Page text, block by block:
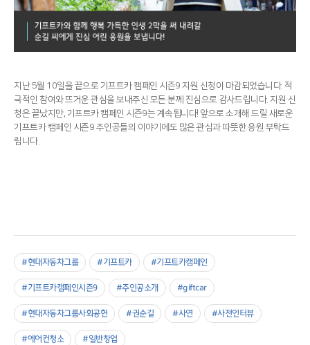
지난 5월 10일을 끝으로 기프트카 캠페인 시즌9 지원 신청이 마감되었습니다. 적
극적인 참여와 뜨거운 관심을 보내주신 모든 분께 진심으로 감사드립니다. 지원 신
청은 끝났지만, 기프트카 캠페인 시즌9는 계속됩니다! 앞으로 소개해 드릴 새로운
기프트카 캠페인 시즌9 주인공들의 이야기에도 많은 관심과 따뜻한 응원 부탁드
립니다.
#현대자동차그룹 #기프트카 #기프트카캠페인
#기프트카캠페인시즌9 #주인공소개 #giftcar
#현대자동차그룹사회공헌 #권순길 #사연 #사전인터뷰
#에어컨청소 #일반창업